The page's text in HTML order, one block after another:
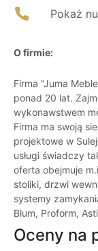
Pokaż
O firmie:
Firma "Juma
ponad 20 lat.
wykonawstwem
Firma ma swoją
projektowe w
usługi świadczy
oferta obejmuje
stoliki, drzwi
systemy
Blum, Proform,
Oceny na